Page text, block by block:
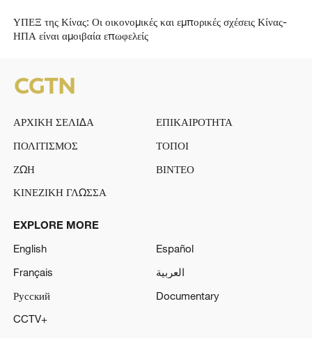
ΥΠΕΞ της Κίνας: Οι οικονομικές και εμπορικές σχέσεις Κίνας-
ΗΠΑ είναι αμοιβαία επωφελείς
ΑΡΧΙΚΗ ΣΕΛΙΔΑ
ΕΠΙΚΑΙΡΟΤΗΤΑ
ΠΟΛΙΤΙΣΜΟΣ
ΤΟΠΟΙ
ΖΩΗ
ΒΙΝΤΕΟ
ΚΙΝΕΖΙΚΗ ΓΛΩΣΣΑ
EXPLORE MORE
English
Español
Français
العربية
Русский
Documentary
CCTV+